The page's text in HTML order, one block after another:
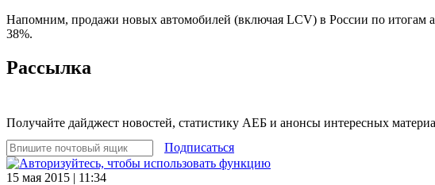
Напомним, продажи новых автомобилей (включая LCV) в России по итогам
38%.
Рассылка
Получайте дайджест новостей, статистику АЕБ и анонсы интересных
Подписаться
15 мая 2015 | 11:34